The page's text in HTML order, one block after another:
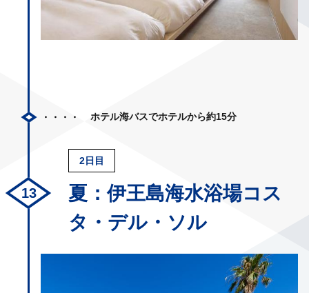
ホテル海バスでホテルから約15分
2日目
夏：伊王島海水浴場コス
タ・デル・ソル